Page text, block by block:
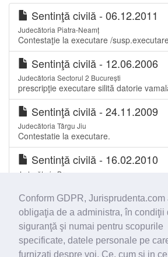
Conform GDPR, Jurisprudenta.com
obligaţia de a administra, în condiţii
siguranţă şi numai pentru scopurile
specificate, datele personale pe
furnizaţi despre voi. Ce, cum si in
Sentinţă civilă - 06.12.2011
Judecătoria Piatra-Neamț
Contestaţie la executare /
Sentinţă civilă - 12.06.2006
Judecătoria Sectorul 2 București
prescripţie executare silită datorie
Sentinţă civilă - 24.11.2009
Judecătoria Târgu Jiu
Contestatie la executare.
Sentinţă civilă - 16.02.2010
Judecătoria Brașov
poprire. Compensatie legala.
Sentinţă civilă - 26.10.2009
Judecătoria Sectorul 1 București
Contestaţie la executare neîntemeiată.
teritorială a executorului judecătoresc.